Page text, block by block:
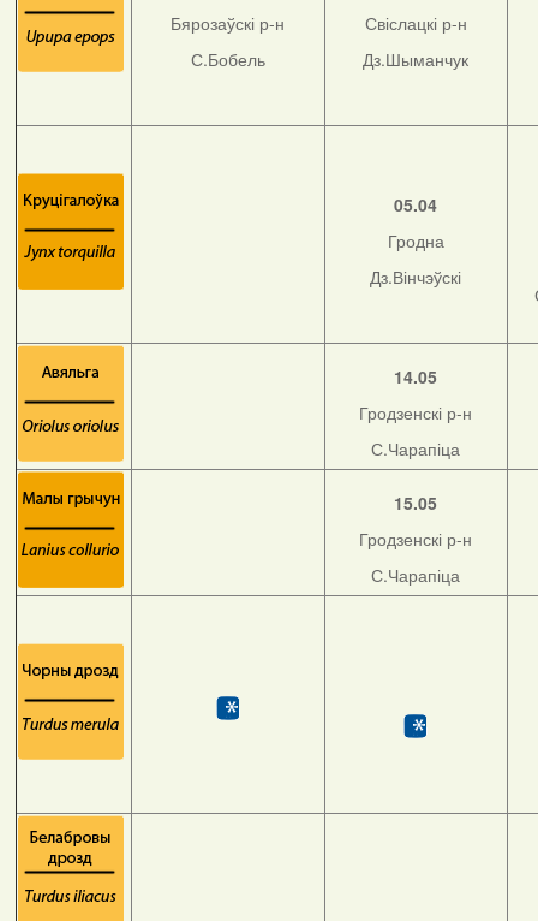
Бярозаўскі р-н
С.Бобель
Свіслацкі р-н
Дз.Шыманчук
05.04
Гродна
Дз.Вінчэўскі
14.05
Гродзенскі р-н
С.Чарапіца
15.05
Гродзенскі р-н
С.Чарапіца